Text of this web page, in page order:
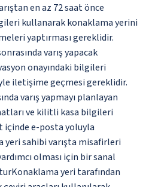
en az 72 saat önce
kullanarak konaklama yerini
yaptırması gereklidir.
varış yapacak
onayındaki bilgileri
iletişime geçmesi gereklidir.
varış yapmayı planlayan
ve kilitli kasa bilgileri
içinde e-posta yoluyla
sahibi varışta misafirleri
olması için bir sanal
yeri tarafından